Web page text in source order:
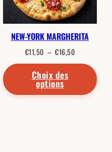
NEW-YORK MARGHERITA
€11,50 – €16,50Plage
prix :
€16,50
Choix des
options